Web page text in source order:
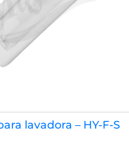
lavadora – HY-F-S